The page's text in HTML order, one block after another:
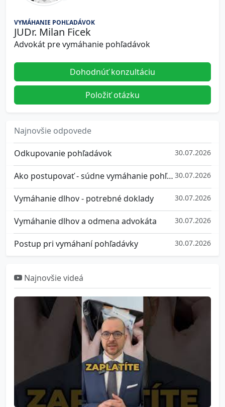
VYMÁHANIE POHĽADÁVOK
JUDr. Milan Ficek
Advokát pre vymáhanie pohľadávok
Dohodnúť konzultáciu
Položiť otázku
Najnovšie odpovede
Odkupovanie pohľadávok 30.07.2026
Ako postupovať - súdne vymáhanie pohľadávok 30.07.2026
Vymáhanie dlhov - potrebné doklady 30.07.2026
Vymáhanie dlhov a odmena advokáta 30.07.2026
Postup pri vymáhaní pohľadávky 30.07.2026
Najnovšie videá